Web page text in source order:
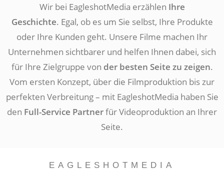
Wir bei EagleshotMedia erzählen Ihre
Geschichte. Egal, ob es um Sie selbst, Ihre Produkte
oder Ihre Kunden geht. Unsere Filme machen Ihr
Unternehmen sichtbarer und helfen Ihnen dabei, sich
für Ihre Zielgruppe von der besten Seite zu zeigen.
Vom ersten Konzept, über die Filmproduktion bis zur
perfekten Verbreitung – mit EagleshotMedia haben Sie
den Full-Service Partnerfür Videoproduktion an Ihrer
Seite.
EAGLESHOTMEDIA